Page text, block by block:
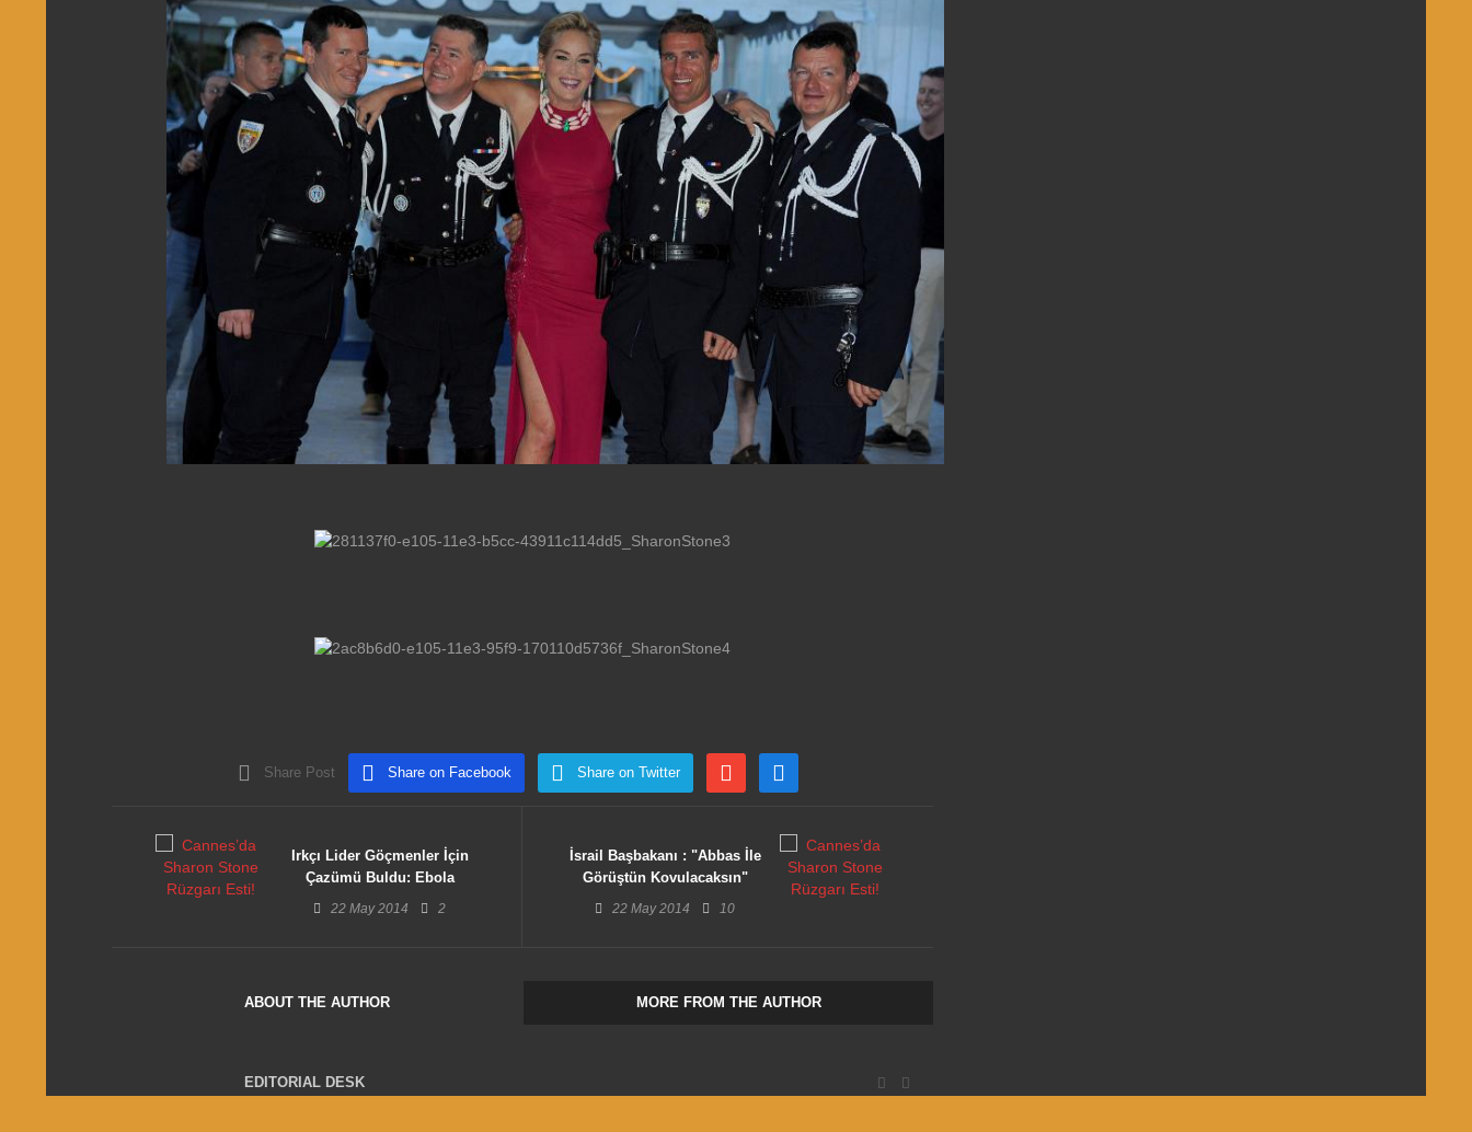
Share Post Share on Facebook Share on Twitter
Irkçı Lider Göçmenler İçin
Çazümü Buldu: Ebola
22 May 2014 2
İsrail Başbakanı : "Abbas İle
Görüştün Kovulacaksın"
22 May 2014 10
ABOUT THE AUTHOR MORE FROM THE AUTHOR
EDITORIAL DESK